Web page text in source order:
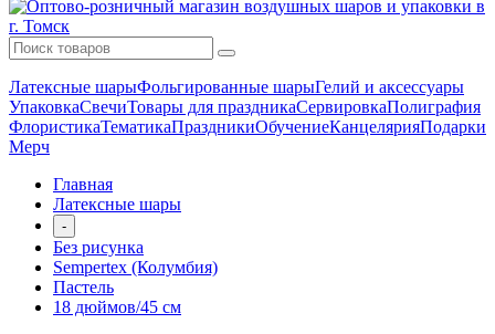
Латексные шарыФольгированные шарыГелий и аксессуары
УпаковкаСвечиТовары для праздникаСервировкаПолиграфия
ФлористикаТематикаПраздникиОбучениеКанцелярияПодарки
Мерч
Главная
Латексные шары
-
Без рисунка
Sempertex (Колумбия)
Пастель
18 дюймов/45 см